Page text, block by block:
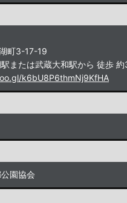
町3-17-19
または武蔵大和駅から 徒歩
k6bU8P6thmNj9KfHA
園協会